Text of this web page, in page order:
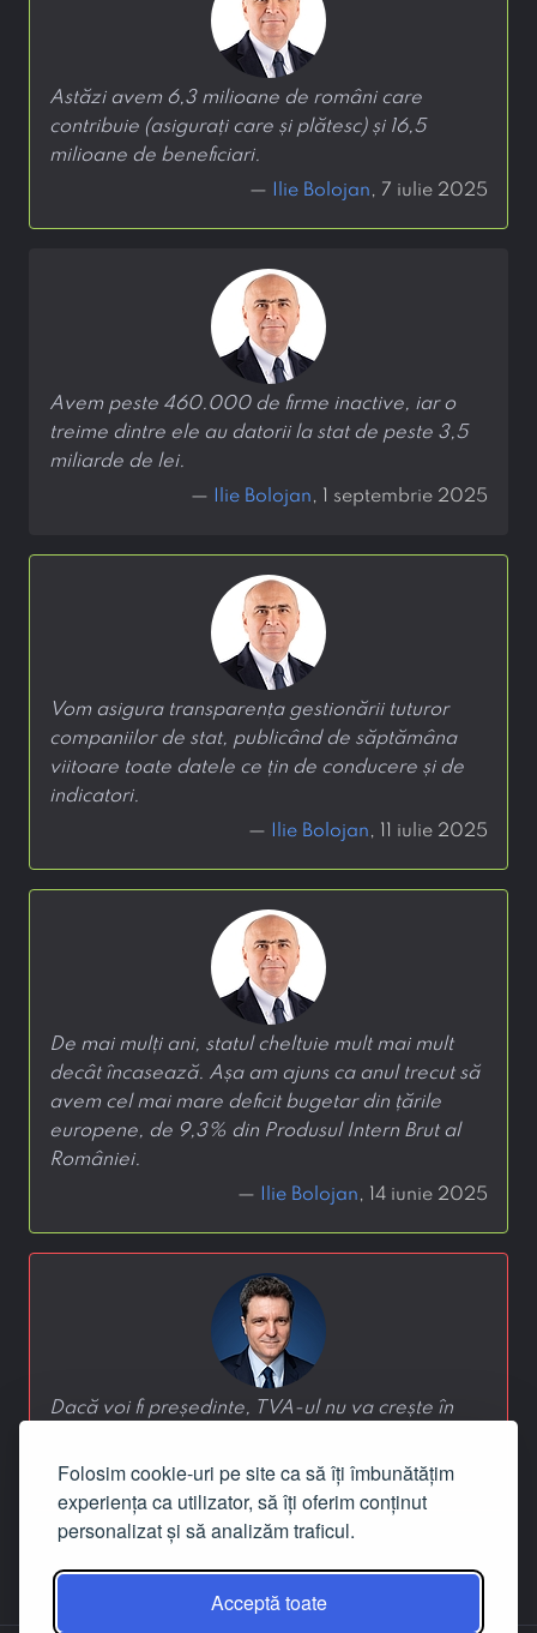
Folosim cookie-uri pe site ca să îți îmbunătățim
experiența ca utilizator, să îți oferim conținut
personalizat și să analizăm traficul.
Acceptă toate
Astăzi avem 6,3 milioane de români care
contribuie (asigurați care și plătesc) și 16,5
milioane de beneficiari.
—
Ilie Bolojan, 7 iulie 2025
Avem peste 460.000 de firme inactive, iar o
treime dintre ele au datorii la stat de peste 3,5
miliarde de lei.
—
Ilie Bolojan, 1 septembrie 2025
Vom asigura transparența gestionării tuturor
companiilor de stat, publicând de săptămâna
viitoare toate datele ce țin de conducere și de
indicatori.
—
Ilie Bolojan, 11 iulie 2025
De mai mulți ani, statul cheltuie mult mai mult
decât încasează. Așa am ajuns ca anul trecut să
avem cel mai mare deficit bugetar din țările
europene, de 9,3% din Produsul Intern Brut al
României.
—
Ilie Bolojan, 14 iunie 2025
Dacă voi fi președinte, TVA-ul nu va crește în
—Nicușor Dan, 13 mai 2025